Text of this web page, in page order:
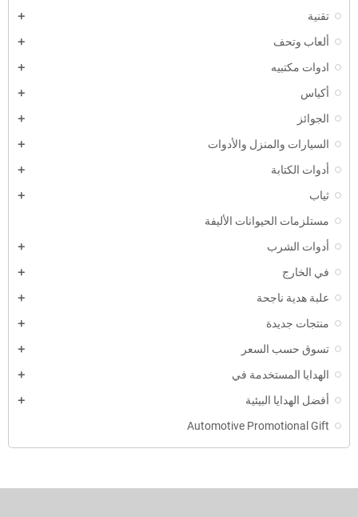
تقنية
ألعاب وتحف
ادوات مكتبيه
أكياس
الجوائز
السيارات والمنزل والأدوات
أدوات الكتابة
ثياب
مستلزمات الحيوانات الأليفة
أدوات الشرب
في الخارج
علبة هدية ناجحة
منتجات جديدة
تسوق حسب السعر
الهدايا المستخدمة في
أفضل الهدايا البيئية
Automotive Promotional Gift